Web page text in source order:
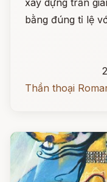
xây dựng trần
bằng đúng tỉ lệ
Thần thoại